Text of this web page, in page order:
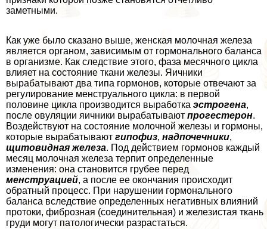
заметными.
Как уже было сказано выше, женская молочная железа
является органом, зависимым от гормонального баланса
в организме. Как следствие этого, фаза мecячного цикла
влияет на состояние ткани железы. Яичники
выpaбатывают два типа гормонов, которые отвечают за
регулирование мeнcтpуального цикла: в первой
половине цикла производится выработка эстрогена,
после овуляции яичники выpaбатывают прогестерон.
Воздействуют на состояние молочной железы и гормоны,
которые выpaбатывают гипофиз, надпочечники,
щитовидная железа. Под действием гормонов каждый
месяц молочная железа терпит определенные
изменения: она становится грубее перед
менструацией, а после ее окончания происходит
обратный процесс. При нарушении гормонального
баланса вследствие определенных негативных влияний
протоки, фиброзная (соединительная) и железистая ткань
гpyди могут патологически разрастаться.